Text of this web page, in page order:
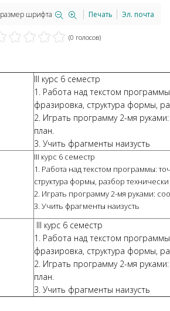
размер шрифта Печать Эл. почта
(0 голосов)
III курс 6 семестр
1. Работа над текстом
фразировка, структура формы,
2. Играть программу 2-мя
план.
3. Учить фрагменты наизусть
III курс 6 семестр
1. Работа над текстом программы:
структура формы, разбор
2. Играть программу 2-мя руками:
3. Учить фрагменты наизусть
III курс 6 семестр
1. Работа над текстом
фразировка, структура формы,
2. Играть программу 2-мя
план.
3. Учить фрагменты наизусть